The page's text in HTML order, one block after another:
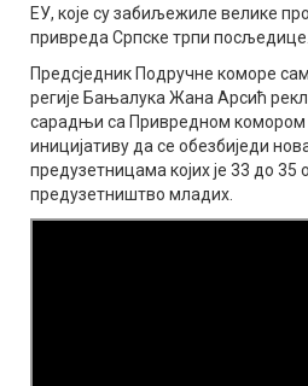
ЕУ, које су забиљежиле велике
привреда Српске трпи посљедице.
Предсједник Подручне коморе
регије Бањалука Жана Арсић
сарадњи са Привредном комором
иницијативу да се обезбиједи
предузетницама којих је 33 до 35
предузетништво младих.